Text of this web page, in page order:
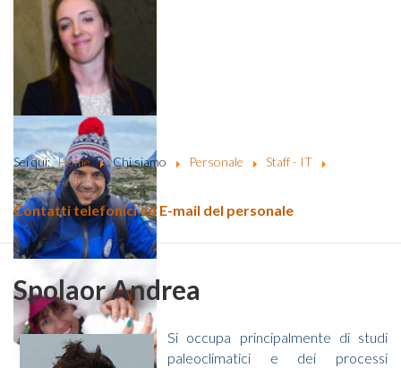
Sei qui:Home Chi siamo Personale
Staff - IT
Spolaor Andrea
Contatti telefonici ed E-mail del personale
Spolaor Andrea
Si occupa principalmente di studi
paleoclimatici e dei processi